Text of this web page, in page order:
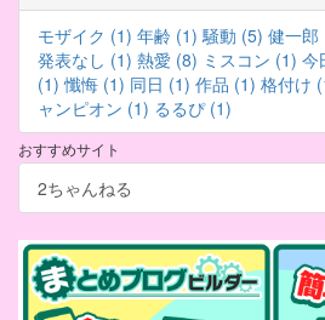
モザイク (1) 年齢 (1) 騒動 (5) 健一郎
発表なし (1) 熱愛 (8) ミスコン (1) 今
(1) 懺悔 (1) 同日 (1) 作品 (1) 格付け
ャンピオン (1) るるぴ (1)
おすすめサイト
2ちゃんねる